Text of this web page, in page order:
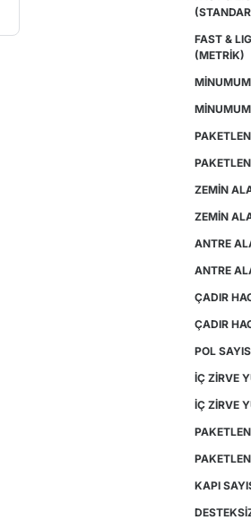
FAST &
(METRİK)
ZEMİN
ZEMİN
ANTRE
ANTRE
ÇADIR
ÇADIR
POL
İÇ ZİRVE
İÇ ZİRVE
KAPI